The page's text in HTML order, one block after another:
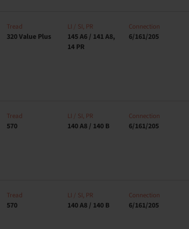
Tread
320 Value Plus
LI / SI, PR
145 A6 / 141 A8,
14 PR
Connection
6/161/205
Tread
570
LI / SI, PR
140 A8 / 140 B
Connection
6/161/205
Tread
570
LI / SI, PR
140 A8 / 140 B
Connection
6/161/205